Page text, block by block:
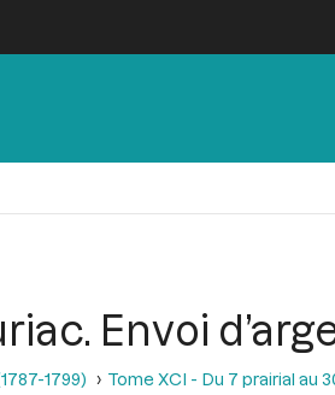
Envoi
1799)
Tome XCI - Du 7 prairial au